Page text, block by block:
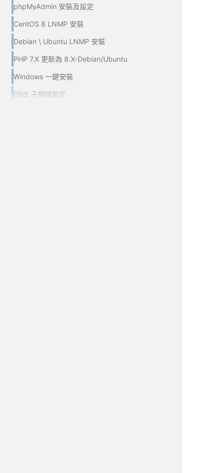
phpMyAdmin 安裝及設定
CentOS 8 LNMP 安裝
Debian \ Ubuntu LNMP 安裝
PHP 7.X 更新為 8.X-Debian/Ubuntu
Windows 一鍵安裝
DNS 子網域設定